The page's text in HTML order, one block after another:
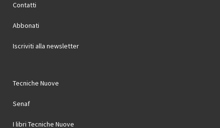
Contatti
Abbonati
Iscriviti alla newsletter
Tecniche Nuove
Senaf
I libri Tecniche Nuove